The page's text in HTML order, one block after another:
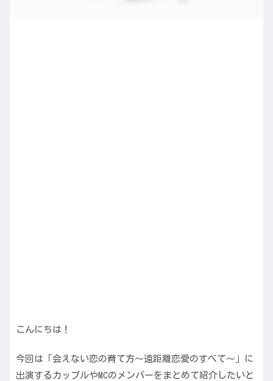
こんにちは！
今回は「会えない恋の育て方～遠距離恋愛のすべて～」に
出演するカップルやMCのメンバーをまとめて紹介したいと